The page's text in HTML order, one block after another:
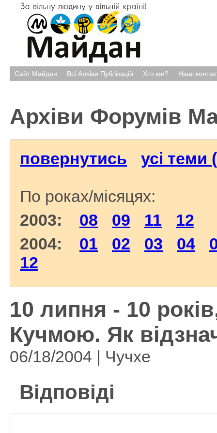
Сайт Майдан Всі Архіви Публікацій Хто ми? Наші
Архіви Форумів
повернутись усі теми
По роках/місяцях:
2003: 08 09 11
12
2004: 01 02 03 04
12
10 липня - 10
Кучмою. Як
06/18/2004 | Чучхе
Відповіді